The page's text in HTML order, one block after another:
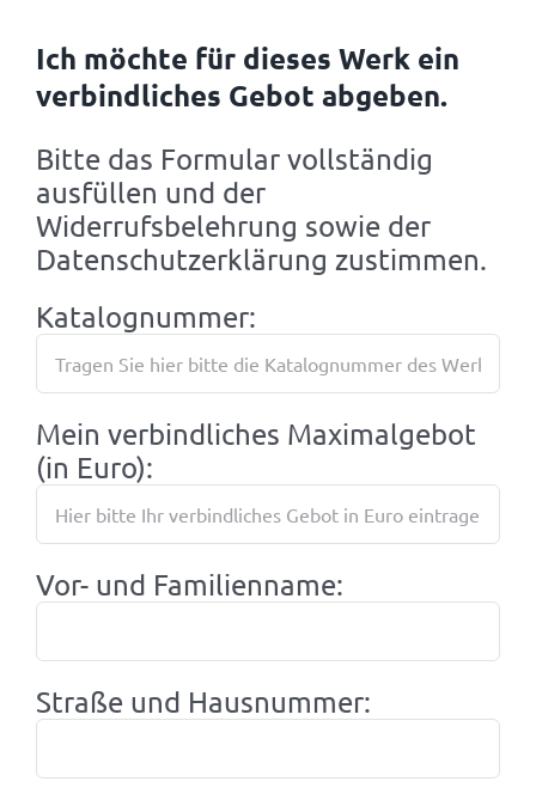
Ich möchte für dieses Werk ein
verbindliches Gebot abgeben.
Bitte das Formular vollständig
ausfüllen und der
Widerrufsbelehrung sowie der
Datenschutzerklärung zustimmen.
Katalognummer:
Mein verbindliches Maximalgebot
(in Euro):
Vor- und Familienname:
Straße und Hausnummer: